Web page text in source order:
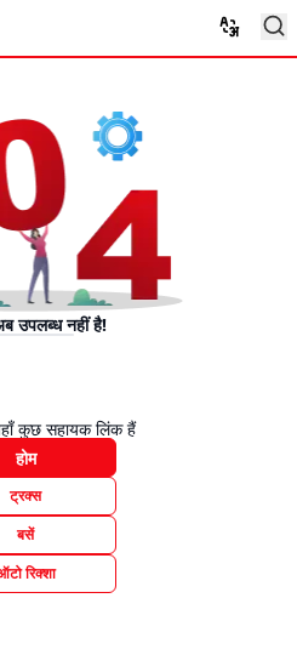
उपलब्ध नहीं है!
कुछ सहायक लिंक हैं
होम
ट्रक्स
बसें
रिक्शा